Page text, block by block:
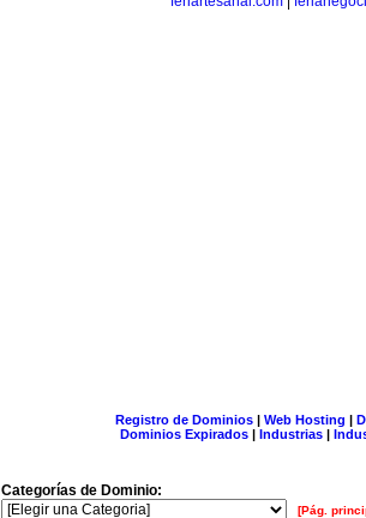
Registro de Dominios| Web Hosting |
Dominios Expirados | Industrias |
Categorías de Dominio:
[Pág.